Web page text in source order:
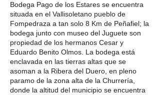
Bodega Pago de los Estares se encuentra
situada en el Vallisoletano pueblo de
Fompedraza a tan solo 8 Km de Peñafiel; la
bodega junto con museo del Juguete son
propiedad de los hermanos Cesar y
Eduardo Benito Olmos. La bodega está
enclavada en las tierras altas que se
asoman a la Ribera del Duero, en pleno
paramo de la zona alta de la Churrería,
donde la altitud del municipio se encuentra